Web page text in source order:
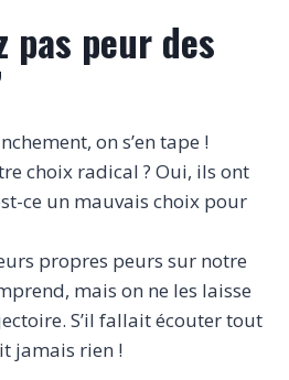
pas peur des
on s’en tape !
choix radical ? Oui, ils ont
ce un mauvais choix pour
propres peurs sur notre
mais on ne les laisse
S’il fallait écouter tout
jamais rien !